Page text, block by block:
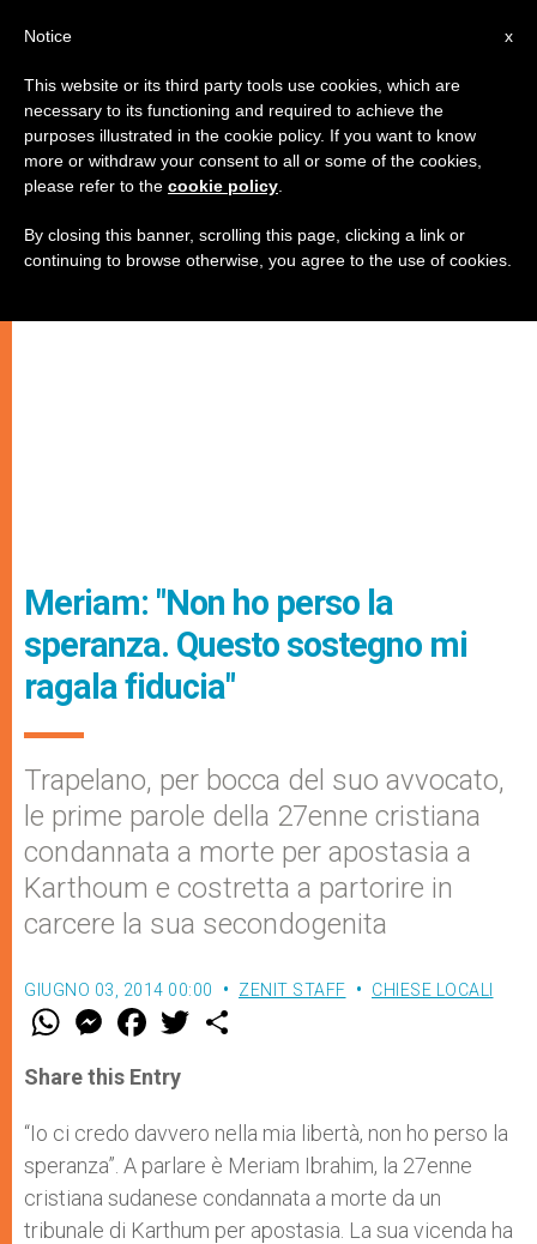
Meriam: "Non ho perso la
speranza. Questo sostegno mi
ragala fiducia"
Trapelano, per bocca del suo avvocato,
le prime parole della 27enne cristiana
condannata a morte per apostasia a
Karthoum e costretta a partorire in
carcere la sua secondogenita
GIUGNO 03, 2014 00:00 ZENIT STAFF CHIESE LOCALI
W
t
s
p
p
M
e
s
e
g
e
r
F
a
e
b
o
k
w
r
Share this Entry
“Io ci credo davvero nella mia libertà, non ho perso la
speranza”. A parlare è Meriam Ibrahim, la 27enne
cristiana sudanese condannata a morte da un
tribunale di Karthum per apostasia. La sua vicenda ha
x
Notice
This website or its third party tools use cookies, which are
necessary to its functioning and required to achieve the
purposes illustrated in the cookie policy. If you want to know
more or withdraw your consent to all or some of the cookies,
please refer to the cookie policy
By closing this banner, scrolling this page, clicking a link or
continuing to browse otherwise, you agree to the use of cookies.